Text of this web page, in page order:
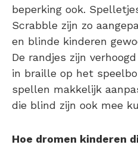
beperking ook.
Scrabble zijn zo
en blinde kinderen
De randjes zijn
in braille op het
spellen makkelijk
die blind zijn ook mee
Hoe dromen kinderen